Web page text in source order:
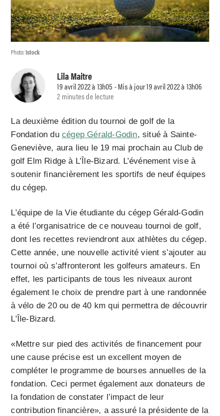
Photo:Istock
Lila Maitre
19 avril 2022 à 13h05 - Mis à jour 19 avril 2022 à 13h06
2 minutes de lecture
La deuxième édition du tournoi de golf de la
Fondation ducégep Gérald-Godin, situé à Sainte-
Geneviève, aura lieu le 19 mai prochain au Club de
golf Elm Ridge à L’Île-Bizard. L’événement vise à
soutenir financièrement les sportifs de neuf équipes
du cégep.
L’équipe de la Vie étudiante du cégep Gérald-Godin
a été l’organisatrice de ce nouveau tournoi de golf,
dont les recettes reviendront aux athlètes du cégep.
Cette année, une nouvelle activité vient s’ajouter au
tournoi où s’affronteront les golfeurs amateurs. En
effet, les participants de tous les niveaux auront
également le choix de prendre part à une randonnée
à vélo de 20 ou de 40 km qui permettra de découvrir
L’Île-Bizard.
«Mettre sur pied des activités de financement pour
une cause précise est un excellent moyen de
compléter le programme de bourses annuelles de la
fondation. Ceci permet également aux donateurs de
la fondation de constater l’impact de leur
contribution financière», a assuré la présidente de la